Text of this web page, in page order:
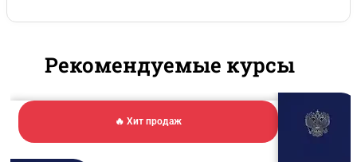
Рекомендуемые курсы
🔥 Хит продаж